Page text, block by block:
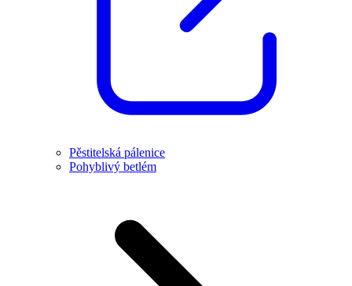
Pěstitelská pálenice
Pohyblivý betlém